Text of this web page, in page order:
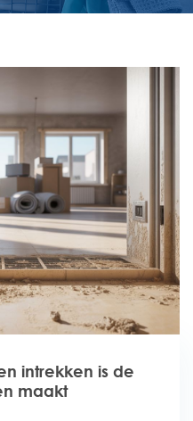
intrekken is de
maakt